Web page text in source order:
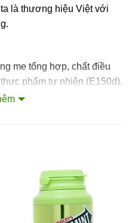
là thương hiệu Việt với
me tổng hợp, chất điều
phẩm tự nhiên (E150d).
bì.
tránh ánh nắng trực tiếp.